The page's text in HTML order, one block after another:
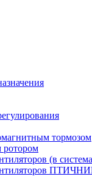
тормозом
ротором
(в